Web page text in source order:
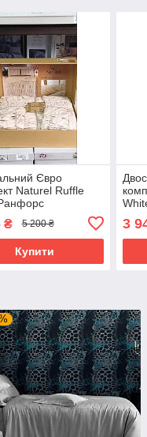
Євро
Naturel Ruffle
₴ 5 200 ₴
Купити
3